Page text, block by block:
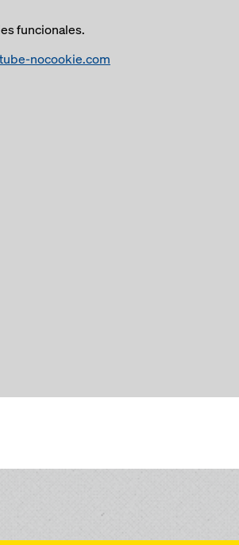
funcionales.
nocookie.com